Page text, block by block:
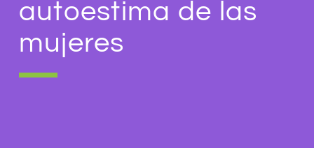
autoestima de las
mujeres